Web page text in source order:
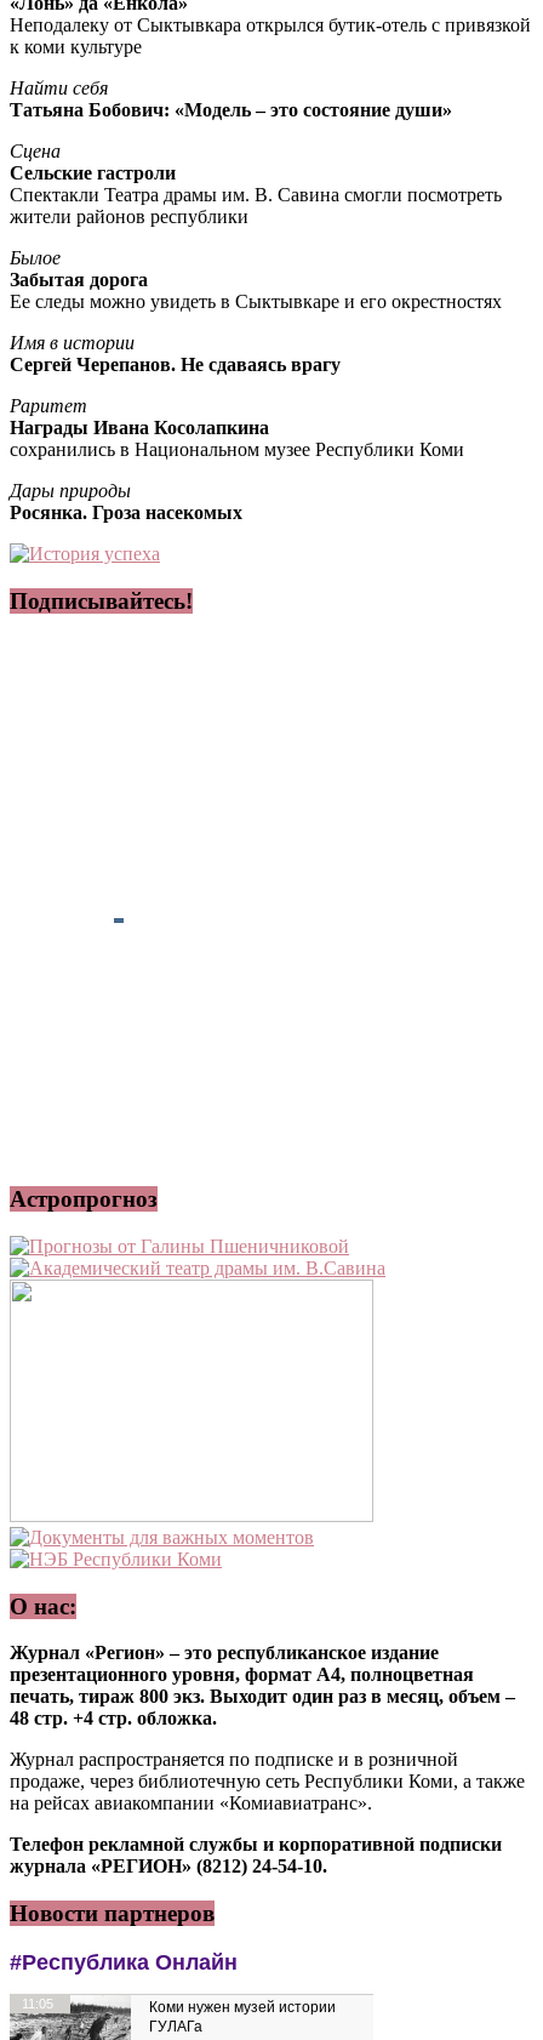
Неподалеку от Сыктывкара открылся бутик-отель с привязкой
к коми культуре
Найти себя
Татьяна Бобович: «Модель – это состояние души»
Сцена
Сельские гастроли
Спектакли Театра драмы им. В. Савина смогли посмотреть
жители районов республики
Былое
Забытая дорога
Ее следы можно увидеть в Сыктывкаре и его окрестностях
Имя в истории
Сергей Черепанов. Не сдаваясь врагу
Раритет
Награды Ивана Косолапкина
сохранились в Национальном музее Республики Коми
Дары природы
Росянка. Гроза насекомых
Подписывайтесь!
Астропрогноз
О нас:
Журнал «Регион» – это республиканское издание
презентационного уровня, формат А4, полноцветная
печать, тираж 800 экз. Выходит один раз в месяц, объем –
48 стр. +4 стр. обложка.
Журнал распространяется по подписке и в розничной
продаже, через библиотечную сеть Республики Коми, а также
на рейсах авиакомпании «Комиавиатранс».
Телефон рекламной службы и корпоративной подписки
журнала «РЕГИОН» (8212) 24-54-10.
Новости партнеров